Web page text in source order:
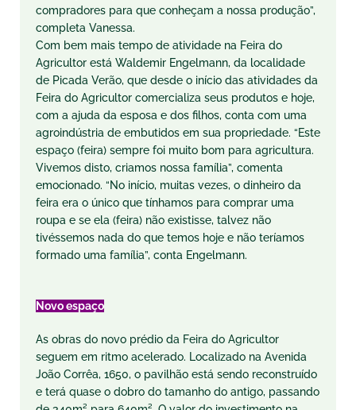
compradores para que conheçam a nossa produção”,
completa Vanessa.
Com bem mais tempo de atividade na Feira do
Agricultor está Waldemir Engelmann, da localidade
de Picada Verão, que desde o início das atividades da
Feira do Agricultor comercializa seus produtos e hoje,
com a ajuda da esposa e dos filhos, conta com uma
agroindústria de embutidos em sua propriedade. “Este
espaço (feira) sempre foi muito bom para agricultura.
Vivemos disto, criamos nossa família”, comenta
emocionado. “No início, muitas vezes, o dinheiro da
feira era o único que tínhamos para comprar uma
roupa e se ela (feira) não existisse, talvez não
tivéssemos nada do que temos hoje e não teríamos
formado uma família”, conta Engelmann.
Novo espaço
As obras do novo prédio da Feira do Agricultor
seguem em ritmo acelerado. Localizado na Avenida
João Corrêa, 1650, o pavilhão está sendo reconstruído
e terá quase o dobro do tamanho do antigo, passando